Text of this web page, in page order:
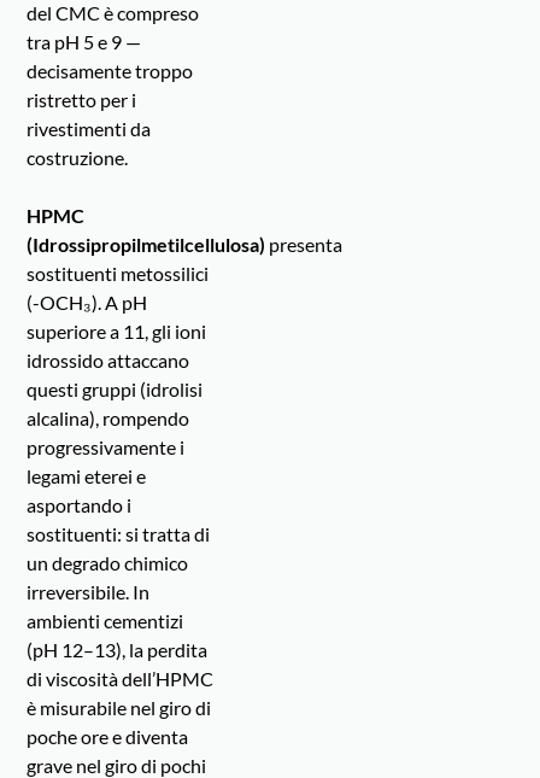
del CMC è compreso
tra pH 5 e 9 —
decisamente troppo
ristretto per i
rivestimenti da
costruzione.
HPMC
(Idrossipropilmetilcellulosa) presenta
sostituenti metossilici
(-OCH₃). A pH
superiore a 11, gli ioni
idrossido attaccano
questi gruppi (idrolisi
alcalina), rompendo
progressivamente i
legami eterei e
asportando i
sostituenti: si tratta di
un degrado chimico
irreversibile. In
ambienti cementizi
(pH 12–13), la perdita
di viscosità dell’HPMC
è misurabile nel giro di
poche ore e diventa
grave nel giro di pochi